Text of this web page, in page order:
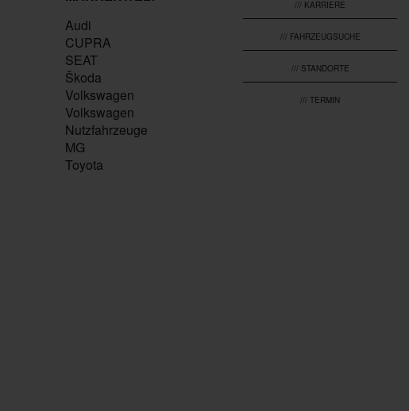
Audi
CUPRA
SEAT
Škoda
Volkswagen
Volkswagen
Nutzfahrzeuge
MG
Toyota
/// KARRIERE
/// FAHRZEUGSUCHE
/// STANDORTE
/// TERMIN